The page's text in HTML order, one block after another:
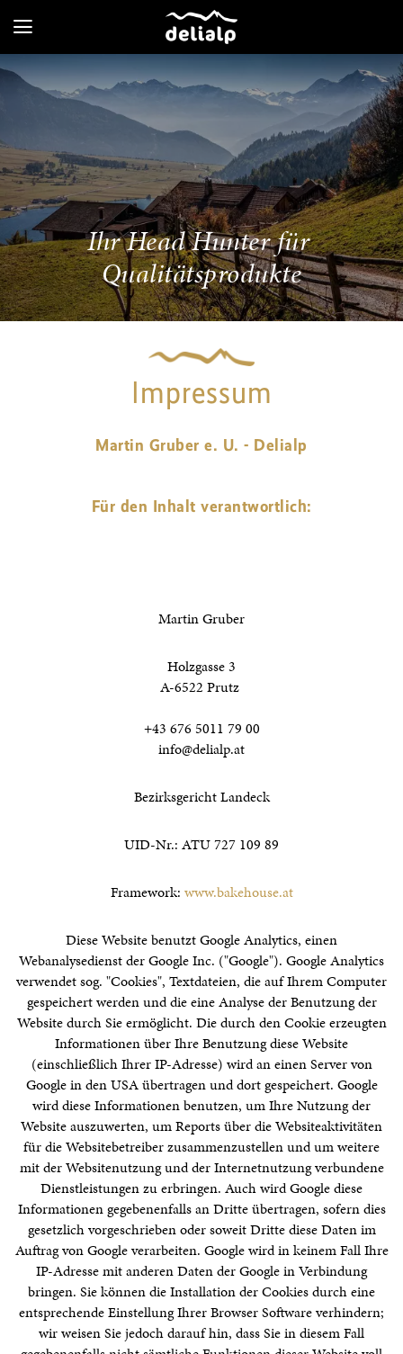
Ihr Head Hunter für
Qualitätsprodukte
Impressum
Martin Gruber e. U. - Delialp
Für den Inhalt verantwortlich:
Martin Gruber
Holzgasse 3
A-6522 Prutz
+43 676 5011 79 00
info@delialp.at
Bezirksgericht Landeck
UID-Nr.: ATU 727 109 89
Framework: www.bakehouse.at
Diese Website benutzt Google Analytics, einen
Webanalysedienst der Google Inc. ("Google"). Google Analytics
verwendet sog. "Cookies", Textdateien, die auf Ihrem Computer
gespeichert werden und die eine Analyse der Benutzung der
Website durch Sie ermöglicht. Die durch den Cookie erzeugten
Informationen über Ihre Benutzung diese Website
(einschließlich Ihrer IP-Adresse) wird an einen Server von
Google in den USA übertragen und dort gespeichert. Google
wird diese Informationen benutzen, um Ihre Nutzung der
Website auszuwerten, um Reports über die Websiteaktivitäten
für die Websitebetreiber zusammenzustellen und um weitere
mit der Websitenutzung und der Internetnutzung verbundene
Dienstleistungen zu erbringen. Auch wird Google diese
Informationen gegebenenfalls an Dritte übertragen, sofern dies
gesetzlich vorgeschrieben oder soweit Dritte diese Daten im
Auftrag von Google verarbeiten. Google wird in keinem Fall Ihre
IP-Adresse mit anderen Daten der Google in Verbindung
bringen. Sie können die Installation der Cookies durch eine
entsprechende Einstellung Ihrer Browser Software verhindern;
wir weisen Sie jedoch darauf hin, dass Sie in diesem Fall